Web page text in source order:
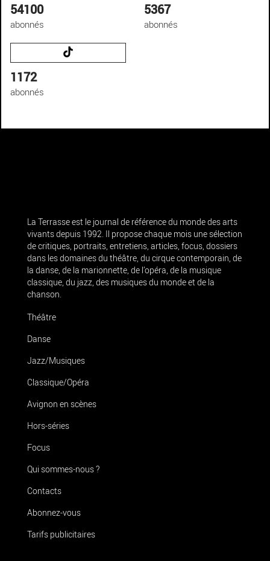
54100
abonnés
5367
abonnés
1172
abonnés
La Terrasse est le journal de référence du monde des arts
vivants depuis 1992. Il propose chaque mois une sélection
de critiques, portraits, entretiens, articles, focus, dossiers
dans les domaines du théâtre, du cirque contemporain, de
la danse, de la marionnette, de l’opéra, de la musique
classique, du jazz, des musiques du monde et de la
chanson.
Théâtre
Danse
Jazz/Musiques
Classique/Opéra
Avignon en scènes
Hors-séries
Focus
Qui sommes-nous ?
Contacts
Abonnez-vous
Tarifs publicitaires